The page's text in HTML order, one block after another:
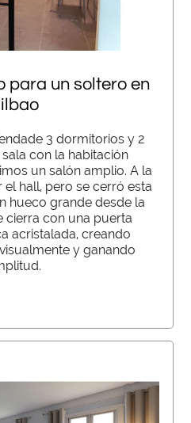
para un soltero en
3 dormitorios y 2
con la habitación
un salón amplio. A la
hall, pero se cerró esta
hueco grande desde la
cierra con una puerta
acristalada, creando
y ganando